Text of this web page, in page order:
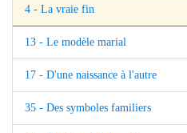
4 - La vraie fin
13 - Le modèle marial
17 - D'une naissance à l'autre
35 - Des symboles familiers